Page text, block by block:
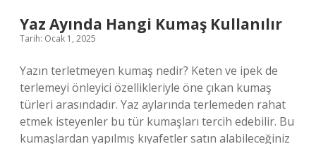
Yaz Ayında Hangi Kumaş Kullanılır
Tarih: Ocak 1, 2025
Yazın terletmeyen kumaş nedir? Keten ve ipek de
terlemeyi önleyici özellikleriyle öne çıkan kumaş
türleri arasındadır. Yaz aylarında terlemeden rahat
etmek isteyenler bu tür kumaşları tercih edebilir. Bu
kumaşlardan yapılmış kıyafetler satın alabileceğiniz